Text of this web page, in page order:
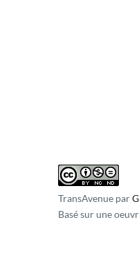
TransAvenue par
Basé sur une